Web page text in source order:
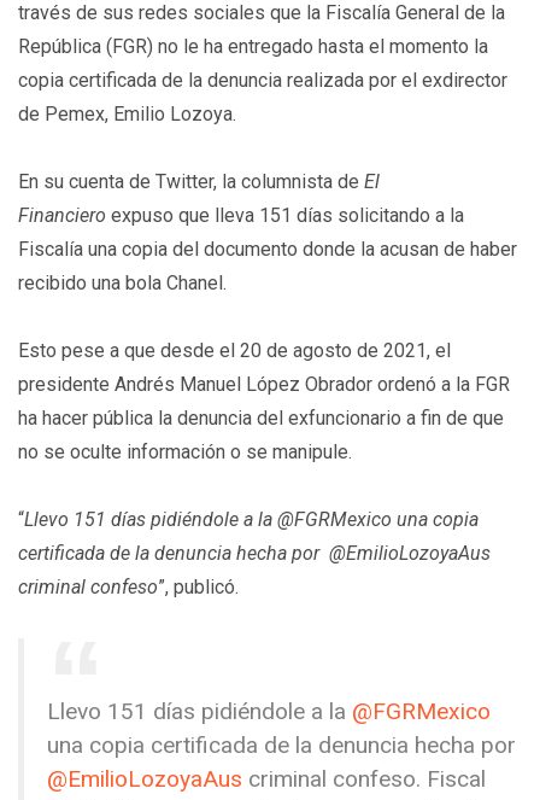
través de sus redes sociales que la Fiscalía General de la
República (FGR) no le ha entregado hasta el momento la
copia certificada de la denuncia realizada por el exdirector
de Pemex, Emilio Lozoya.
En su cuenta de Twitter, la columnista de El
Financiero expuso que lleva 151 días solicitando a la
Fiscalía una copia del documento donde la acusan de haber
recibido una bola Chanel.
Esto pese a que desde el 20 de agosto de 2021, el
presidente Andrés Manuel López Obrador ordenó a la FGR
ha hacer pública la denuncia del exfuncionario a fin de que
no se oculte información o se manipule.
“Llevo 151 días pidiéndole a la @FGRMexico una copia
certificada de la denuncia hecha por @EmilioLozoyaAus
criminal confeso”, publicó.
Llevo 151 días pidiéndole a la @FGRMexico
una copia certificada de la denuncia hecha por
@EmilioLozoyaAus criminal confeso. Fiscal